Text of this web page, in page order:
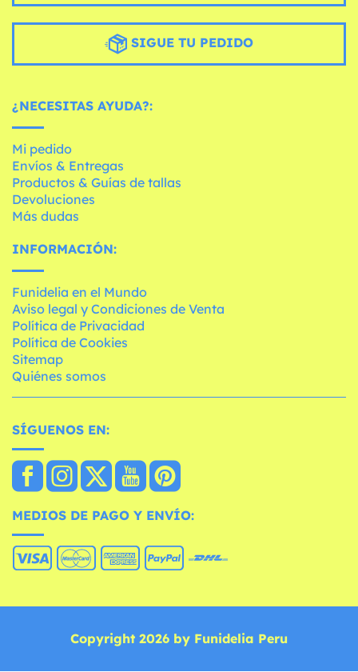
SIGUE TU PEDIDO
¿NECESITAS AYUDA?:
Mi pedido
Envíos & Entregas
Productos & Guías de tallas
Devoluciones
Más dudas
INFORMACIÓN:
Funidelia en el Mundo
Aviso legal y Condiciones de Venta
Política de Privacidad
Política de Cookies
Sitemap
Quiénes somos
SÍGUENOS EN:
MEDIOS DE PAGO Y ENVÍO:
Copyright 2026 by Funidelia Peru